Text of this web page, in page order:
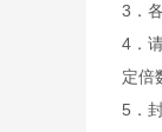
3．
4．
定倍
5．